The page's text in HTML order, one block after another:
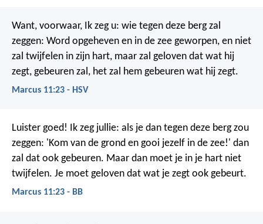
Want, voorwaar, Ik zeg u: wie tegen deze berg zal
zeggen: Word opgeheven en in de zee geworpen, en niet
zal twijfelen in zijn hart, maar zal geloven dat wat hij
zegt, gebeuren zal, het zal hem gebeuren wat hij zegt.
Marcus 11:23 - HSV
Luister goed! Ik zeg jullie: als je dan tegen deze berg zou
zeggen: 'Kom van de grond en gooi jezelf in de zee!' dan
zal dat ook gebeuren. Maar dan moet je in je hart niet
twijfelen. Je moet geloven dat wat je zegt ook gebeurt.
Marcus 11:23 - BB